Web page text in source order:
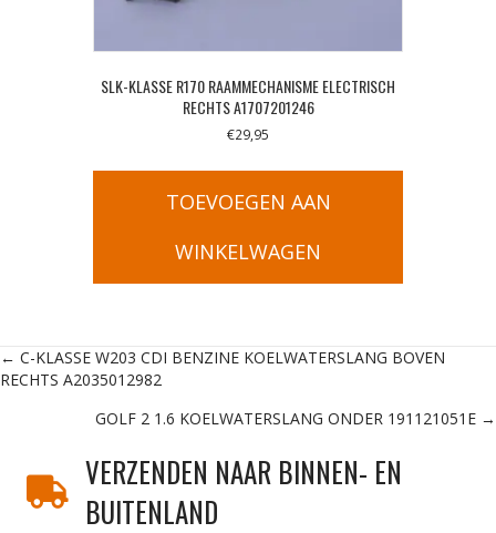
SLK-KLASSE R170 RAAMMECHANISME ELECTRISCH
RECHTS A1707201246
€29,95
TOEVOEGEN AAN
WINKELWAGEN
Posts
navigation
← C-KLASSE W203 CDI BENZINE KOELWATERSLANG BOVEN
RECHTS A2035012982
GOLF 2 1.6 KOELWATERSLANG ONDER 191121051E →
VERZENDEN NAAR BINNEN- EN
BUITENLAND